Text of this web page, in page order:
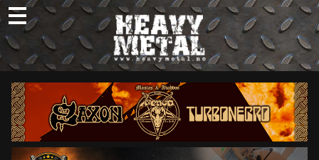
Skip
to
content
Nyheter
Omtaler
Intervjuer